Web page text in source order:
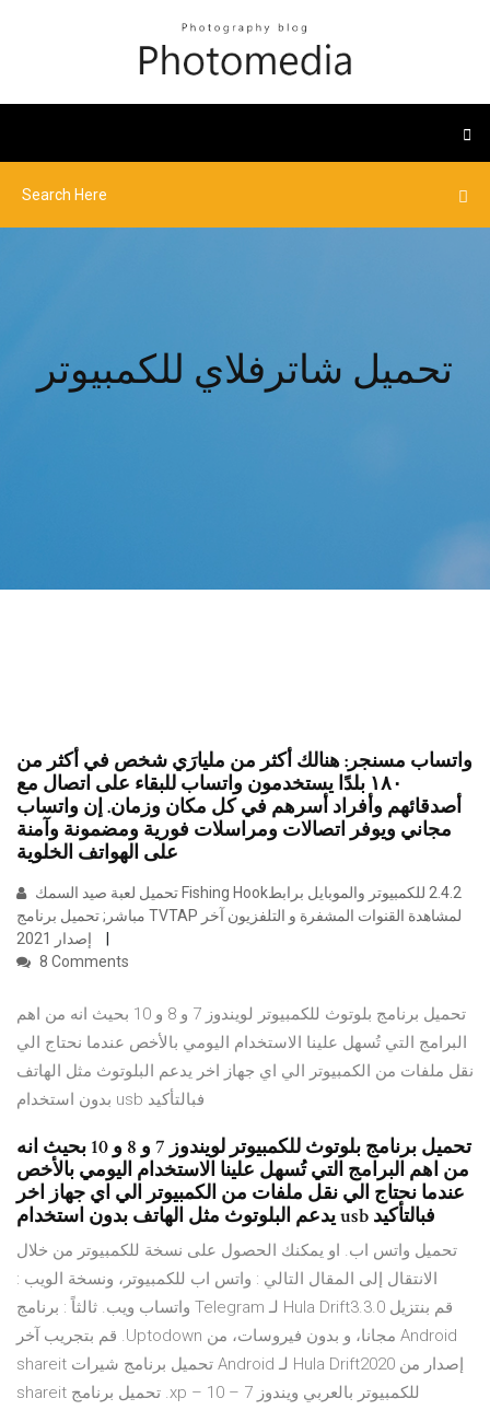
تحميل شاترفلاي للكمبيوتر
واتساب مسنجر: هنالك أكثر من مليارَي شخص في أكثر من
١٨٠ بلدًا يستخدمون واتساب للبقاء على اتصال مع
أصدقائهم وأفراد أسرهم في كل مكان وزمان. إن واتساب
مجاني ويوفر اتصالات ومراسلات فورية ومضمونة وآمنة
على الهواتف الخلوية
مباشر; تحميل برنامج TVTAP لمشاهدة القنوات المشفرة و التلفزيون آخر
8 Comments
تحميل برنامج بلوتوث للكمبيوتر لويندوز 7 و 8 و 10 بحيث انه من اهم
البرامج التي تُسهل علينا الاستخدام اليومي بالأخص عندما نحتاج الي
نقل ملفات من الكمبيوتر الي اي جهاز اخر يدعم البلوتوث مثل الهاتف
بدون استخدام usb فبالتأكيد
تحميل برنامج بلوتوث للكمبيوتر لويندوز 7 و 8 و 10 بحيث انه
من اهم البرامج التي تُسهل علينا الاستخدام اليومي بالأخص
عندما نحتاج الي نقل ملفات من الكمبيوتر الي اي جهاز اخر
يدعم البلوتوث مثل الهاتف بدون استخدام usb فبالتأكيد
تحميل واتس اب. او يمكنك الحصول على نسخة للكمبيوتر من خلال
الانتقال إلى المقال التالي : واتس اب للكمبيوتر، ونسخة الويب :
واتساب ويب. ثالثاً : برنامج Telegram ‫قم بنتزيل Hula Drift3.3.0 لـ
Android مجانا، و بدون فيروسات، من Uptodown. قم بتجريب آخر
إصدار من Hula Drift2020 لـ Android تحميل برنامج شيرات shareit
للكمبيوتر بالعربي ويندوز 7 – 10 – xp. تحميل برنامج shareit